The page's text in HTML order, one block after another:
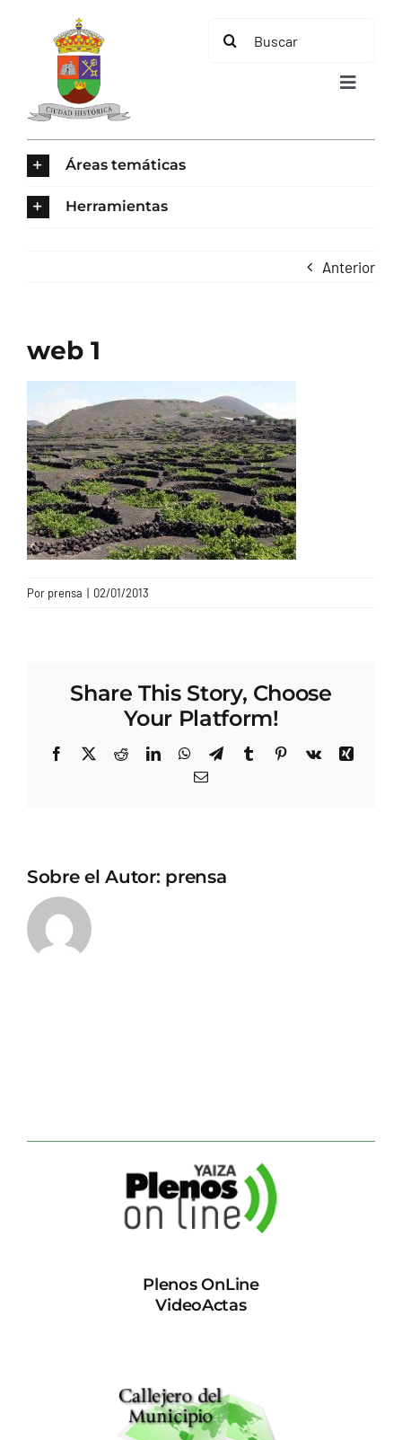
contenido
Buscar:
Toggle
CONTACTO
Áreas temáticas
Herramientas
Anterior
web 1
Por prensa | 02/01/2013
Share This Story, Choose
Your Platform!
Facebook
X RedditLinkedInWhatsApp
TelegramTumblrPinterest
Vk
Xing
Correo
Sobre el Autor: prensa
Plenos OnLine
VideoActas